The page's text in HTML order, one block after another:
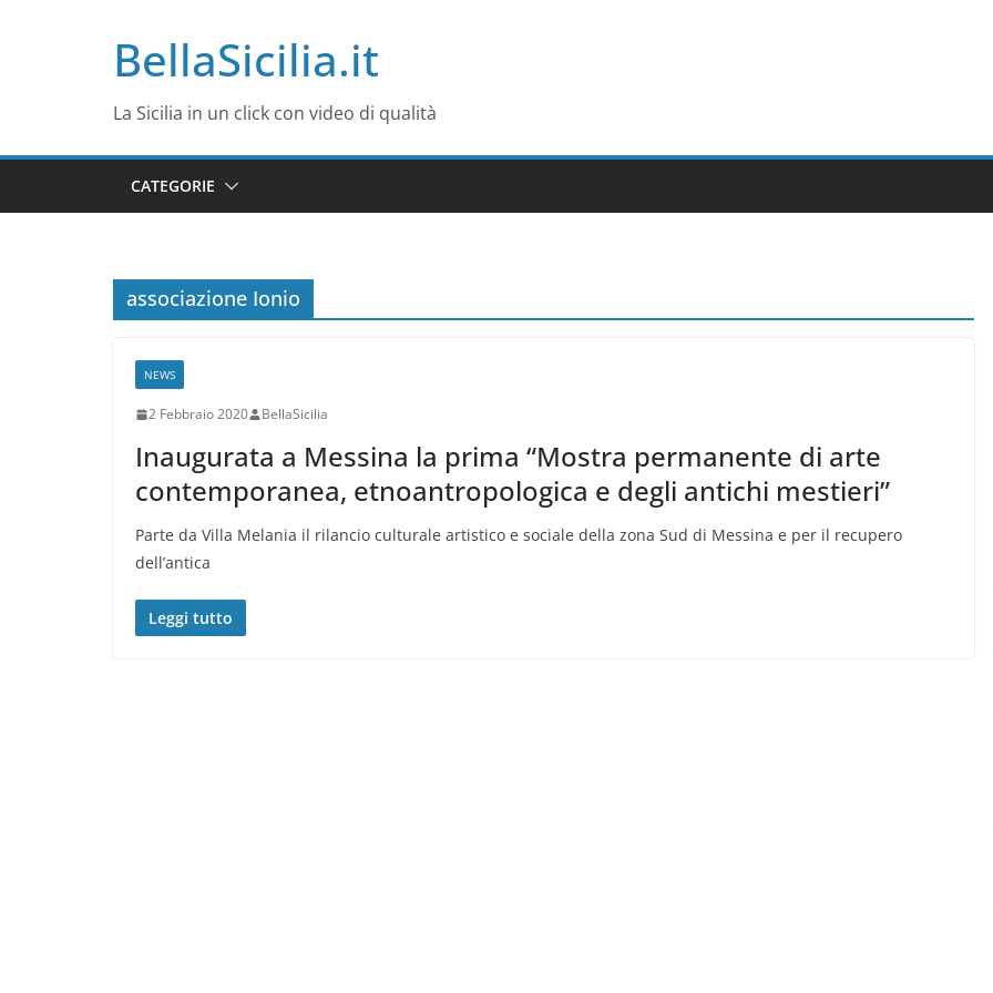
BellaSicilia.it
La Sicilia in un click con video di qualità
CATEGORIE
associazione Ionio
NEWS
2 Febbraio 2020 BellaSicilia
Inaugurata a Messina la prima “Mostra permanente di arte
contemporanea, etnoantropologica e degli antichi mestieri”
Parte da Villa Melania il rilancio culturale artistico e sociale della zona Sud di Messina e per il recupero
dell’antica
Leggi tutto